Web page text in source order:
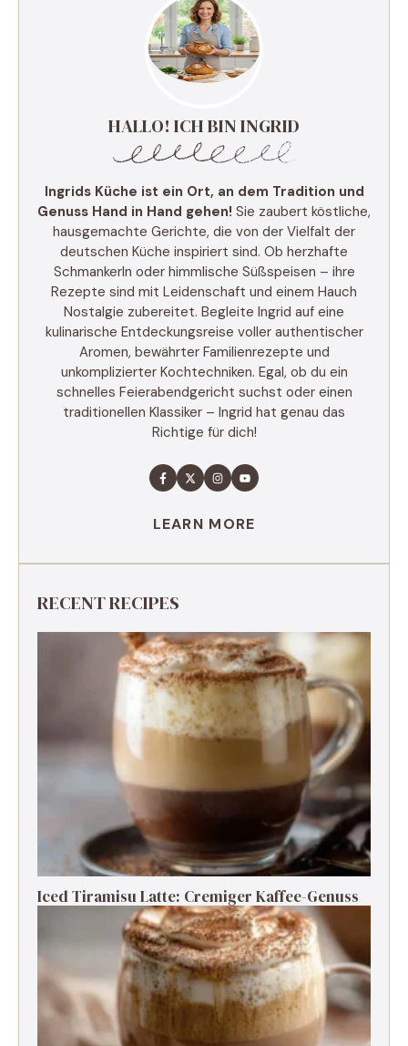
HALLO! ICH BIN INGRID
Ingrids Küche ist ein Ort, an dem Tradition und
Genuss Hand in Hand gehen! Sie zaubert köstliche,
hausgemachte Gerichte, die von der Vielfalt der
deutschen Küche inspiriert sind. Ob herzhafte
Schmankerln oder himmlische Süßspeisen – ihre
Rezepte sind mit Leidenschaft und einem Hauch
Nostalgie zubereitet. Begleite Ingrid auf eine
kulinarische Entdeckungsreise voller authentischer
Aromen, bewährter Familienrezepte und
unkomplizierter Kochtechniken. Egal, ob du ein
schnelles Feierabendgericht suchst oder einen
traditionellen Klassiker – Ingrid hat genau das
Richtige für dich!
LEARN MORE
RECENT RECIPES
Iced Tiramisu Latte: Cremiger Kaffee-Genuss